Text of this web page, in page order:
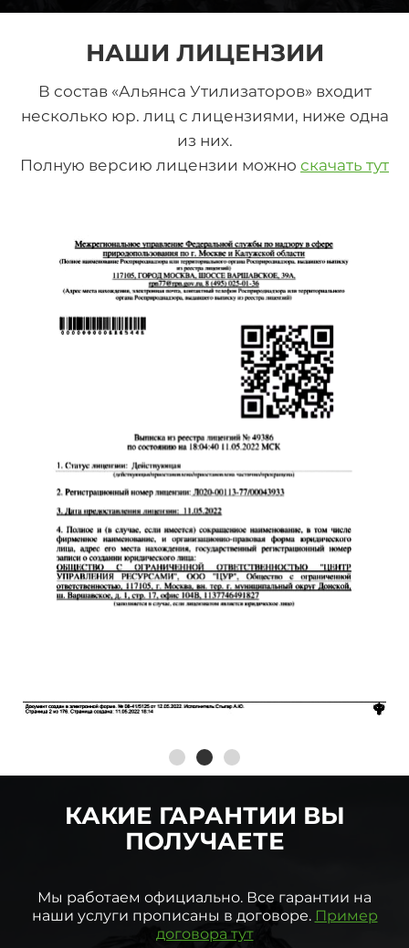
НАШИ ЛИЦЕНЗИИ
В состав «Альянса Утилизаторов» входит
несколько юр. лиц с лицензиями, ниже одна
из них.
Полную версию лицензии можно скачать тут
КАКИЕ ГАРАНТИИ ВЫ
ПОЛУЧАЕТЕ
Мы работаем официально. Все гарантии на
наши услуги прописаны в договоре. Пример
договора тут